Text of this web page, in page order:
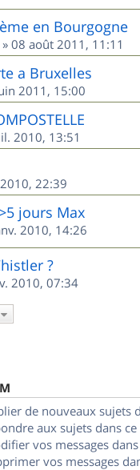
en Bourgogne
» 08 août 2011, 11:11
a Bruxelles
2011, 15:00
2010, 13:51
22:39
jours Max
2010, 14:26
?
2010, 07:34
de nouveaux sujets
aux sujets dans
vos messages
vos messages